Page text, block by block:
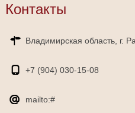
Контакты
Владимирская область, г.
+7 (904) 030-15-08
mailto:#